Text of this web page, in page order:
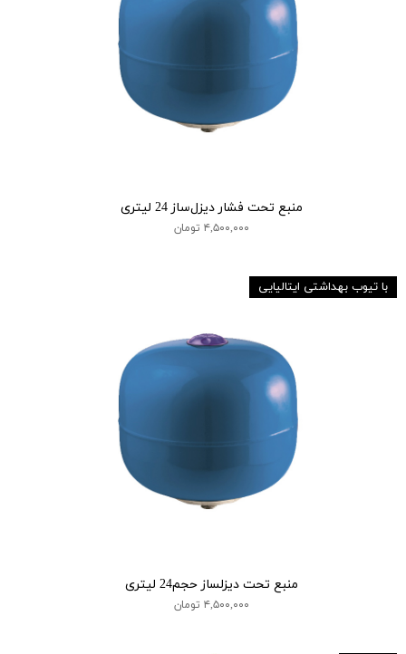
منبع تحت فشار دیزل‌ساز 24 لیتری
۴,۵۰۰,۰۰۰ تومان
منبع تحت دیزلساز حجم24 لیتری
۴,۵۰۰,۰۰۰ تومان
با تیوب بهداشتی ایتالیایی